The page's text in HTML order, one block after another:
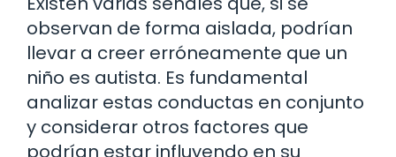
observan de forma aislada, podrían
llevar a creer erróneamente que un
niño es autista. Es fundamental
analizar estas conductas en conjunto
y considerar otros factores que
podrían estar influyendo en su